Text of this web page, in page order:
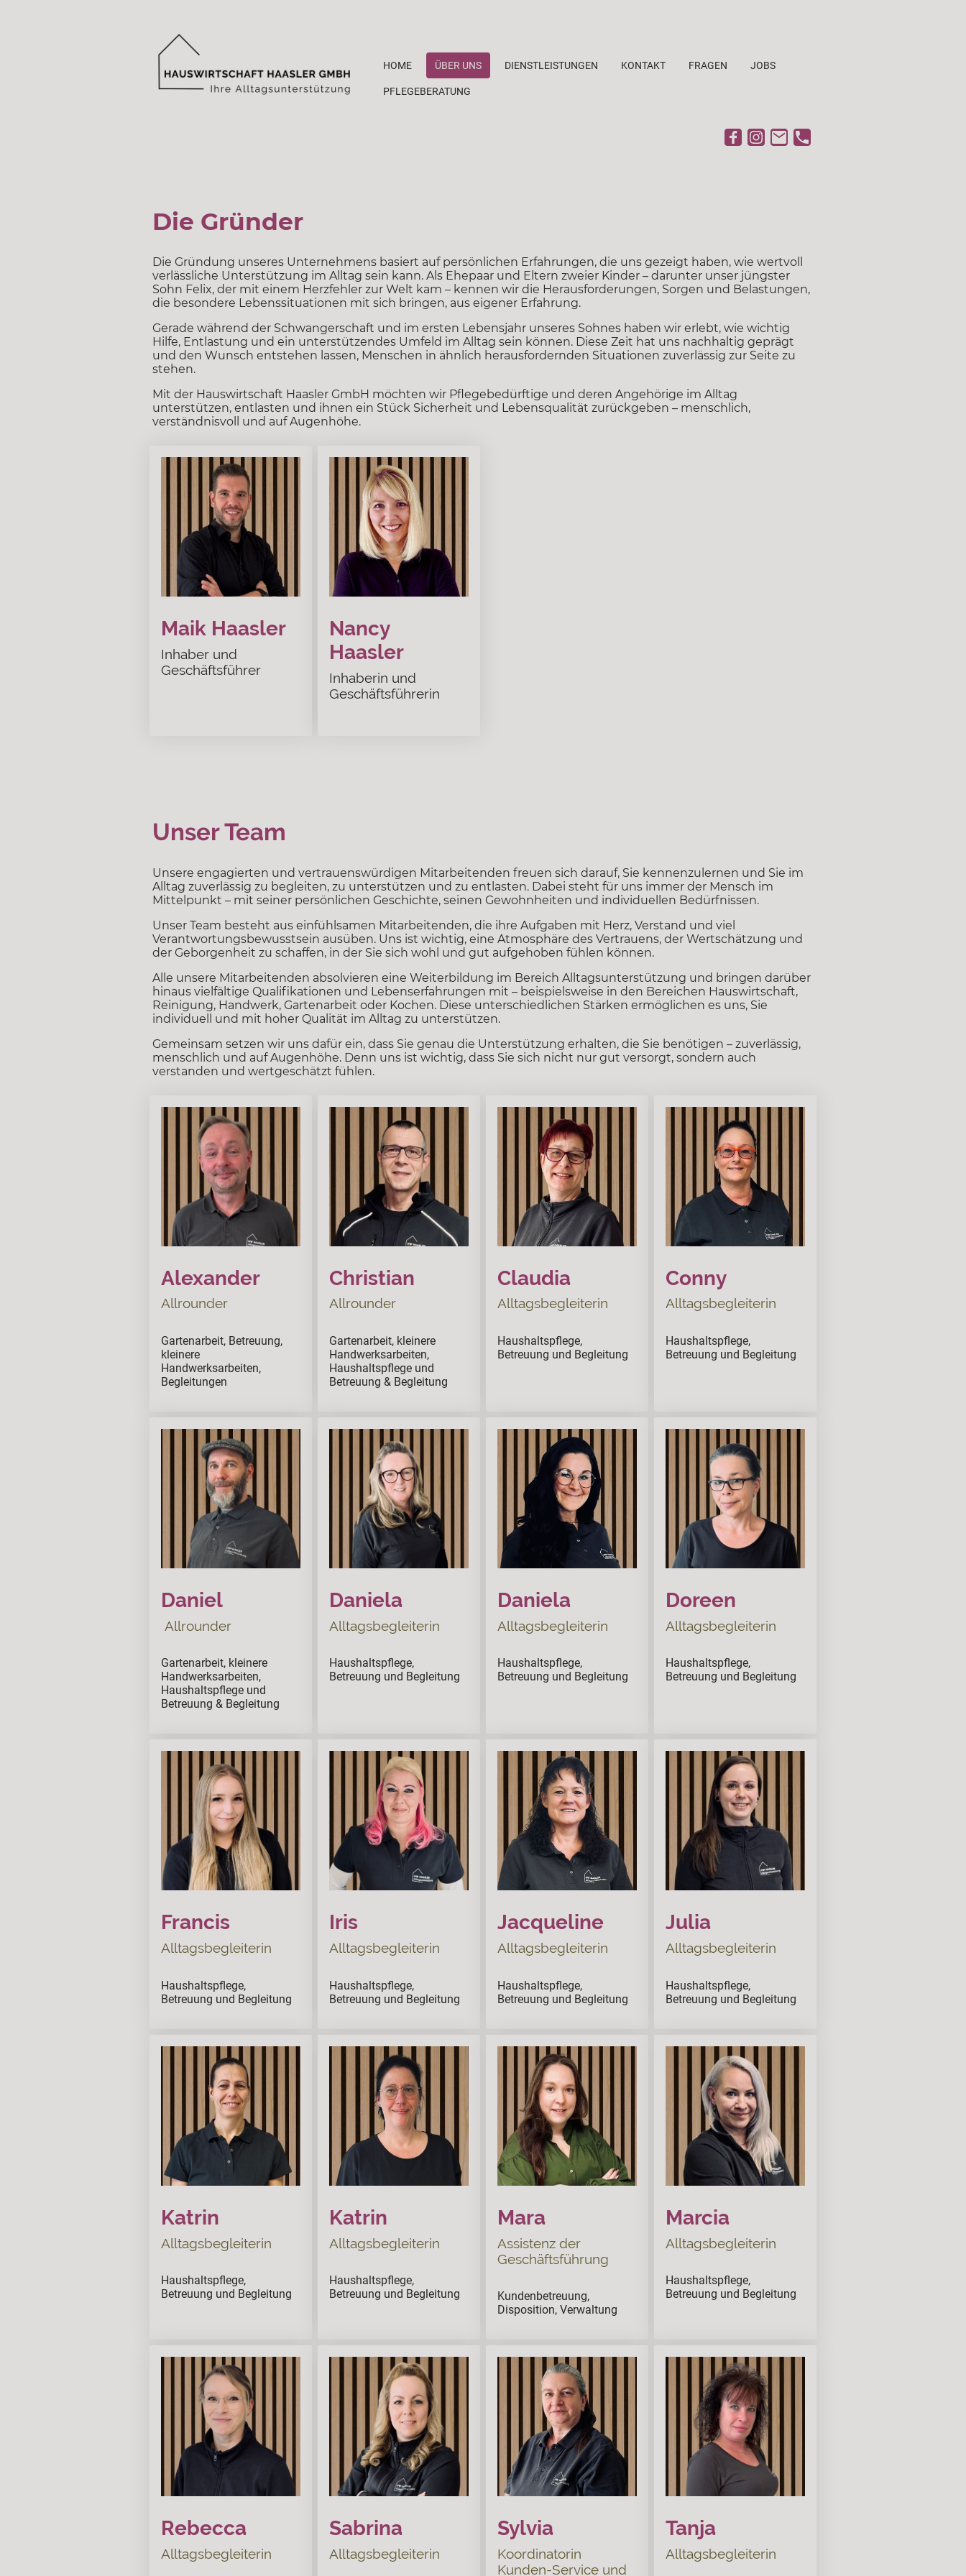
HOME ÜBER UNS DIENSTLEISTUNGEN KONTAKT FRAGEN JOBS
PFLEGEBERATUNG
Die Gründer
Die Gründung unseres Unternehmens basiert auf persönlichen Erfahrungen, die uns gezeigt haben, wie wertvoll
verlässliche Unterstützung im Alltag sein kann. Als Ehepaar und Eltern zweier Kinder – darunter unser jüngster
Sohn Felix, der mit einem Herzfehler zur Welt kam – kennen wir die Herausforderungen, Sorgen und Belastungen,
die besondere Lebenssituationen mit sich bringen, aus eigener Erfahrung.
Gerade während der Schwangerschaft und im ersten Lebensjahr unseres Sohnes haben wir erlebt, wie wichtig
Hilfe, Entlastung und ein unterstützendes Umfeld im Alltag sein können. Diese Zeit hat uns nachhaltig geprägt
und den Wunsch entstehen lassen, Menschen in ähnlich herausfordernden Situationen zuverlässig zur Seite zu
stehen.
Mit der Hauswirtschaft Haasler GmbH möchten wir Pflegebedürftige und deren Angehörige im Alltag
unterstützen, entlasten und ihnen ein Stück Sicherheit und Lebensqualität zurückgeben – menschlich,
verständnisvoll und auf Augenhöhe.
Maik Haasler
Inhaber und
Geschäftsführer
Nancy
Haasler
Inhaberin und
Geschäftsführerin
Unser Team
Unsere engagierten und vertrauenswürdigen Mitarbeitenden freuen sich darauf, Sie kennenzulernen und Sie im
Alltag zuverlässig zu begleiten, zu unterstützen und zu entlasten. Dabei steht für uns immer der Mensch im
Mittelpunkt – mit seiner persönlichen Geschichte, seinen Gewohnheiten und individuellen Bedürfnissen.
Unser Team besteht aus einfühlsamen Mitarbeitenden, die ihre Aufgaben mit Herz, Verstand und viel
Verantwortungsbewusstsein ausüben. Uns ist wichtig, eine Atmosphäre des Vertrauens, der Wertschätzung und
der Geborgenheit zu schaffen, in der Sie sich wohl und gut aufgehoben fühlen können.
Alle unsere Mitarbeitenden absolvieren eine Weiterbildung im Bereich Alltagsunterstützung und bringen darüber
hinaus vielfältige Qualifikationen und Lebenserfahrungen mit – beispielsweise in den Bereichen Hauswirtschaft,
Reinigung, Handwerk, Gartenarbeit oder Kochen. Diese unterschiedlichen Stärken ermöglichen es uns, Sie
individuell und mit hoher Qualität im Alltag zu unterstützen.
Gemeinsam setzen wir uns dafür ein, dass Sie genau die Unterstützung erhalten, die Sie benötigen – zuverlässig,
menschlich und auf Augenhöhe. Denn uns ist wichtig, dass Sie sich nicht nur gut versorgt, sondern auch
verstanden und wertgeschätzt fühlen.
Alexander
Allrounder
Gartenarbeit, Betreuung,
kleinere
Handwerksarbeiten,
Begleitungen
Christian
Allrounder
Gartenarbeit, kleinere
Handwerksarbeiten,
Haushaltspflege und
Betreuung & Begleitung
Claudia
Alltagsbegleiterin
Haushaltspflege,
Betreuung und Begleitung
Conny
Alltagsbegleiterin
Haushaltspflege,
Betreuung und Begleitung
Daniel
Allrounder
Gartenarbeit, kleinere
Handwerksarbeiten,
Haushaltspflege und
Betreuung & Begleitung
Daniela
Alltagsbegleiterin
Haushaltspflege,
Betreuung und Begleitung
Daniela
Alltagsbegleiterin
Haushaltspflege,
Betreuung und Begleitung
Doreen
Alltagsbegleiterin
Haushaltspflege,
Betreuung und Begleitung
Francis
Alltagsbegleiterin
Haushaltspflege,
Betreuung und Begleitung
Iris
Alltagsbegleiterin
Haushaltspflege,
Betreuung und Begleitung
Jacqueline
Alltagsbegleiterin
Haushaltspflege,
Betreuung und Begleitung
Julia
Alltagsbegleiterin
Haushaltspflege,
Betreuung und Begleitung
Katrin
Alltagsbegleiterin
Haushaltspflege,
Betreuung und Begleitung
Katrin
Alltagsbegleiterin
Haushaltspflege,
Betreuung und Begleitung
Mara
Assistenz der
Geschäftsführung
Kundenbetreuung,
Disposition, Verwaltung
Marcia
Alltagsbegleiterin
Haushaltspflege,
Betreuung und Begleitung
Rebecca
Alltagsbegleiterin
Sabrina
Alltagsbegleiterin
Sylvia
Koordinatorin
Kunden-Service und
Tanja
Alltagsbegleiterin